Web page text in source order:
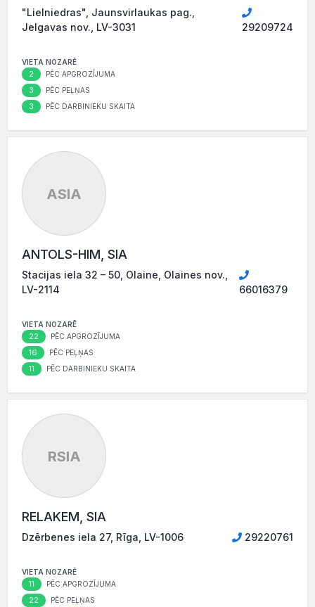
"Lielniedras", Jaunsvirlaukas pag.,
Jelgavas nov., LV-3031
29209724
VIETA NOZARĒ
2 PĒC APGROZĪJUMA
3 PĒC PEĻŅAS
3 PĒC DARBINIEKU SKAITA
ASIA
ANTOLS-HIM, SIA
Stacijas iela 32 – 50, Olaine, Olaines nov.,
LV-2114
66016379
VIETA NOZARĒ
22 PĒC APGROZĪJUMA
16 PĒC PEĻŅAS
11 PĒC DARBINIEKU SKAITA
RSIA
RELAKEM, SIA
Dzērbenes iela 27, Rīga, LV-1006 29220761
VIETA NOZARĒ
11 PĒC APGROZĪJUMA
22 PĒC PEĻŅAS